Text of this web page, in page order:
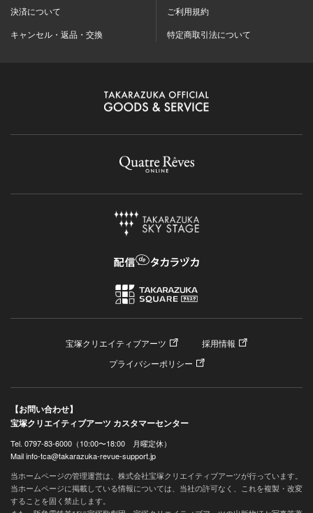
決済について
キャンセル・返品・交換
ご利用規約
特定商取引法について
宝塚クリエイティブアーツ
採用情報
プライバシーポリシー
【お問い合わせ】
宝塚クリエイティブアーツ カスタマーセンター
Tel. 0797-83-6000（10:00〜18:00 月曜定休）
Mail info-tca@takarazuka-revue-support.jp
当ホームページの管理運営は、株式会社宝塚クリエイティブアーツが行っています。
当ホームページに掲載している情報については、当社の許可なく、これを複製・改変
することを固く禁止します。